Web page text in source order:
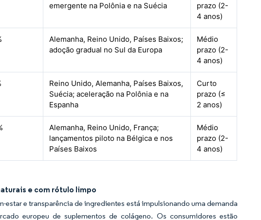
emergente na Polônia e na Suécia
prazo (2-
4 anos)
Alemanha, Reino Unido, Países Baixos;
adoção gradual no Sul da Europa
Médio
prazo (2-
4 anos)
Reino Unido, Alemanha, Países Baixos,
Suécia; aceleração na Polônia e na
Espanha
Curto
prazo (≤
2 anos)
Alemanha, Reino Unido, França;
lançamentos piloto na Bélgica e nos
Países Baixos
Médio
prazo (2-
4 anos)
e com rótulo limpo
e transparência de ingredientes está impulsionando uma demanda
europeu de suplementos de colágeno. Os consumidores estão